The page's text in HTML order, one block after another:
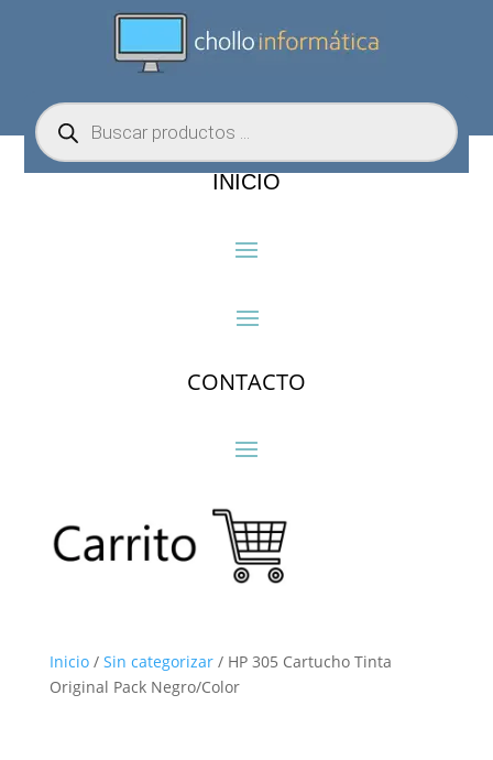
Búsqueda
de
productos
INICIO
CONTACTO
Inicio/ Sin categorizar/ HP 305 Cartucho Tinta
Original Pack Negro/Color